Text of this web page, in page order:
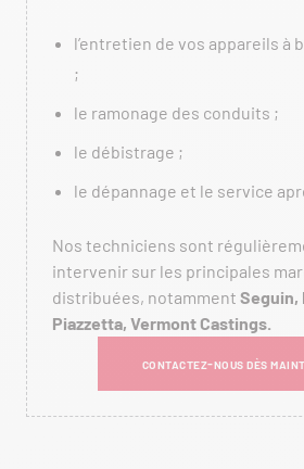
l’entretien de vos appareils à
;
le ramonage des conduits ;
le débistrage ;
le dépannage et le service
Nos techniciens sont
intervenir sur les principales
distribuées, notamment Seguin,
Piazzetta, Vermont Castings.
CONTACTEZ-NOUS DÈS